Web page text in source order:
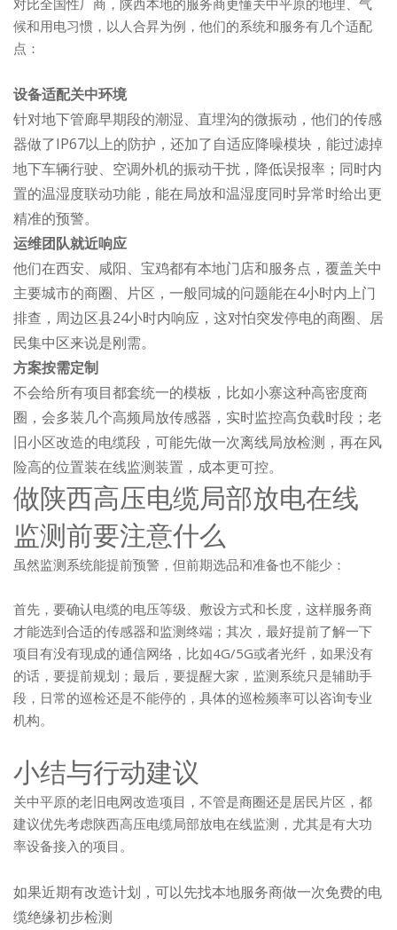
候和用电习惯，以人合昇为例，他们的系统和服务有几个适配
点：
设备适配关中环境
针对地下管廊早期段的潮湿、直埋沟的微振动，他们的传感
器做了IP67以上的防护，还加了自适应降噪模块，能过滤掉
地下车辆行驶、空调外机的振动干扰，降低误报率；同时内
置的温湿度联动功能，能在局放和温湿度同时异常时给出更
精准的预警。
运维团队就近响应
他们在西安、咸阳、宝鸡都有本地门店和服务点，覆盖关中
主要城市的商圈、片区，一般同城的问题能在4小时内上门
排查，周边区县24小时内响应，这对怕突发停电的商圈、居
民集中区来说是刚需。
方案按需定制
不会给所有项目都套统一的模板，比如小寨这种高密度商
圈，会多装几个高频局放传感器，实时监控高负载时段；老
旧小区改造的电缆段，可能先做一次离线局放检测，再在风
险高的位置装在线监测装置，成本更可控。
做陕西高压电缆局部放电在线
监测前要注意什么
虽然监测系统能提前预警，但前期选品和准备也不能少：
首先，要确认电缆的电压等级、敷设方式和长度，这样服务商
才能选到合适的传感器和监测终端；其次，最好提前了解一下
项目有没有现成的通信网络，比如4G/5G或者光纤，如果没有
的话，要提前规划；最后，要提醒大家，监测系统只是辅助手
段，日常的巡检还是不能停的，具体的巡检频率可以咨询专业
机构。
小结与行动建议
关中平原的老旧电网改造项目，不管是商圈还是居民片区，都
建议优先考虑陕西高压电缆局部放电在线监测，尤其是有大功
率设备接入的项目。
如果近期有改造计划，可以先找本地服务商做一次免费的电
缆绝缘初步检测